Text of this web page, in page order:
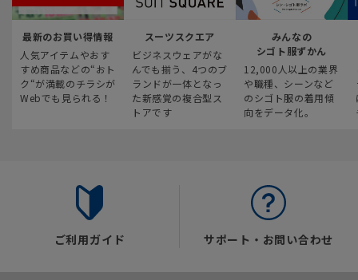
最新のお買い得情報
人気アイテムやおす
すめ商品などの“おト
ク“が満載のチラシが
Webでも見られる！
スーツスクエア
ビジネスウェアがな
んでも揃う、4つのブ
ランドが一体となっ
た新感覚の複合型ス
トアです
みんなの
シゴト服ずかん
12,000人以上の業界
や職種、シーンなど
のシゴト服の着用傾
向をデータ化。
ご利用ガイド サポート・お問い合わせ